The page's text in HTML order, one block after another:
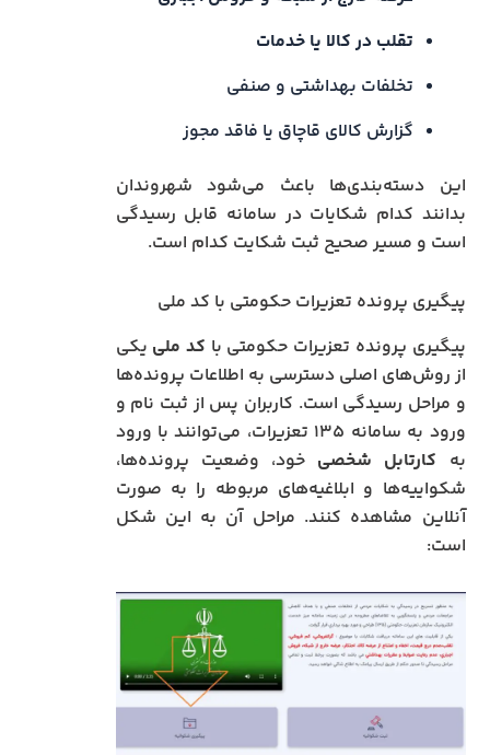
تقلب در کالا یا خدمات
تخلفات بهداشتی و صنفی
گزارش کالای قاچاق یا فاقد مجوز
این دسته‌بندی‌ها باعث می‌شود شهروندان
بدانند کدام شکایات در سامانه قابل رسیدگی
است و مسیر صحیح ثبت شکایت کدام است.
پیگیری پرونده تعزیرات حکومتی با کد ملی
پیگیری پرونده تعزیرات حکومتی با کد ملی یکی
از روش‌های اصلی دسترسی به اطلاعات پرونده‌ها
و مراحل رسیدگی است. کاربران پس از ثبت نام و
ورود به سامانه ۱۳۵ تعزیرات، می‌توانند با ورود
به کارتابل شخصی خود، وضعیت پرونده‌ها،
شکواییه‌ها و ابلاغیه‌های مربوطه را به صورت
آنلاین مشاهده کنند. مراحل آن به این شکل
است: